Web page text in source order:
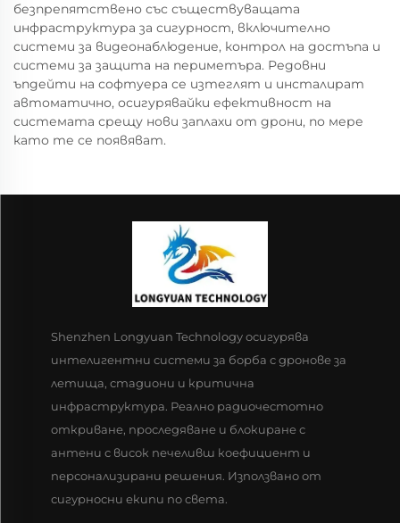
безпрепятствено със съществуващата
инфраструктура за сигурност, включително
системи за видеонаблюдение, контрол на достъпа и
системи за защита на периметъра. Редовни
ъпдейти на софтуера се изтеглят и инсталират
автоматично, осигурявайки ефективност на
системата срещу нови заплахи от дрони, по мере
като те се появяват.
Shenzhen Longyuan Technology осигурява
интелигентни системи за борба с дронове за
летища, стадиони и критична
инфраструктура. Реално радиочестотно
откриване, проследяване и блокиране с
антени с висок печеливш коефициент и
персонализирани решения. Използвано от
сигурносни екипи по света.